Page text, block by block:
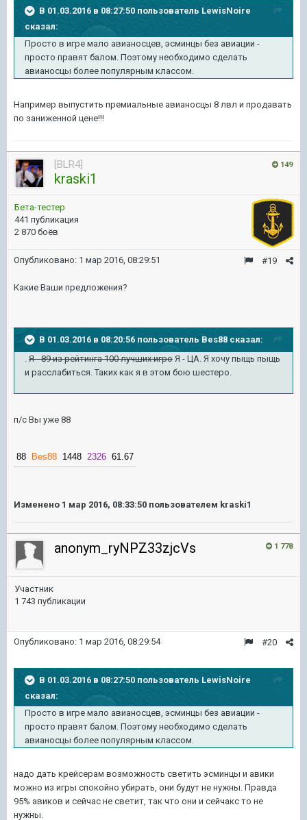
В 01.03.2016 в 08:27:50 пользователь LewisNoire
сказал:
Просто в игре мало авианосцев, эсминцы без авиации -
просто правят балом. Поэтому необходимо сделать
авианосцы более популярным классом.
Например выпустить премиальные авианосцы 8 лвл и продавать
по заниженной цене!!!
149
[BLR4]
kraski1
Бета-тестер
441 публикация
2 870 боёв
#19
Опубликовано: 1 мар 2016, 08:29:51
Какие Ваши предложения?
В 01.03.2016 в 08:20:56 пользователь Bes88 сказал:
. Я - 89 из рейтинга 100 лучших игро Я - ЦА. Я хочу пыщь пыщь
и расслабиться. Таких как я в этом бою шестеро.
п/с Вы уже 88
88 Bes88 1448 2326 61.67
Изменено 1 мар 2016, 08:33:50 пользователем kraski1
1 778
anonym_ryNPZ33zjcVs
Участник
1 743 публикации
#20
Опубликовано: 1 мар 2016, 08:29:54
В 01.03.2016 в 08:27:50 пользователь LewisNoire
сказал:
Просто в игре мало авианосцев, эсминцы без авиации -
просто правят балом. Поэтому необходимо сделать
авианосцы более популярным классом.
надо дать крейсерам возможность светить эсминцы и авики
можно из игры спокойно убирать, они будут не нужны. Правда
95% авиков и сейчас не светит, так что они и сейчакс то не
нужны.